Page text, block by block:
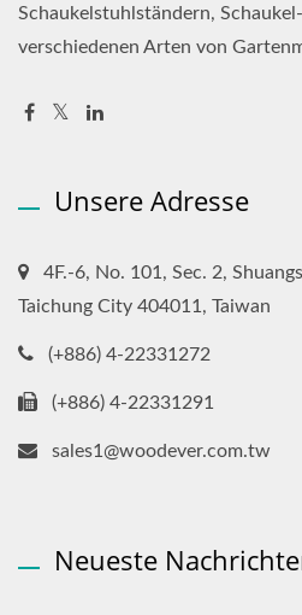
Schaukelstuhlständern,
verschiedenen Arten von
Unsere Adresse
4F.-6, No. 101, Sec. 2,
Taichung City 404011, Taiwan
(+886) 4-22331272
(+886) 4-22331291
sales1@woodever.com.tw
Neueste